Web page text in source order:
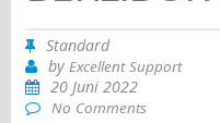
Standard
byExcellent Support
20 Juni 2022
No Comments